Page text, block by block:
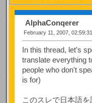
AlphaConqerer
February 11, 2007,
In this thread, let's
translate everything
people who don't
is for)
このスレで日本語